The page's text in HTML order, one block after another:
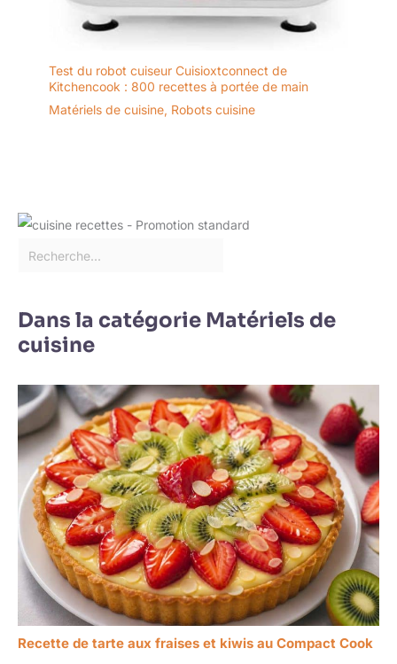
Test du robot cuiseur Cuisioxtconnect de
Kitchencook : 800 recettes à portée de main
Matériels de cuisine, Robots cuisine
Dans la catégorie Matériels de
cuisine
Recette de tarte aux fraises et kiwis au Compact Cook